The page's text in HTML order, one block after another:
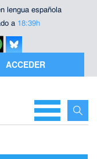
lengua española
a 18:39h
ACCEDER